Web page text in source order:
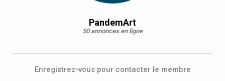
PandemArt
50 annonces en ligne
Enregistrez-vous pour contacter le membre